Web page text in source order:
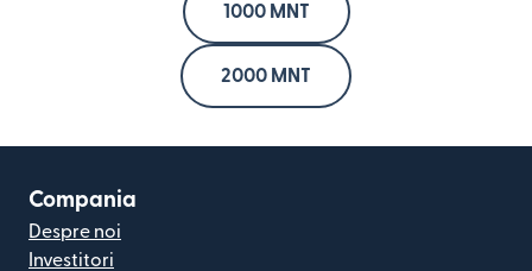
1000 MNT
2000 MNT
Compania
Despre noi
Investitori